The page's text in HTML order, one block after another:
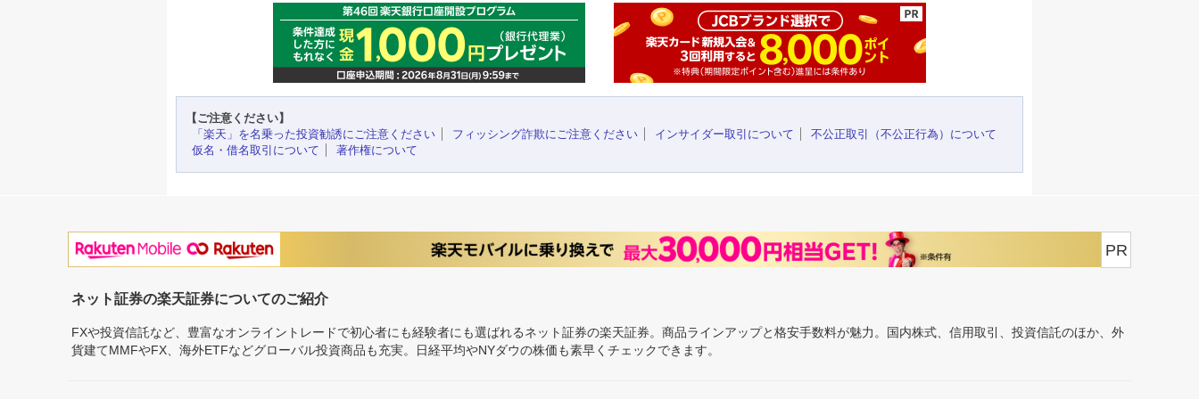
【ご注意ください】
「楽天」を名乗った投資勧誘にご注意ください
フィッシング詐欺にご注意ください インサイダー取引について
不公正取引（不公正行為）について
仮名・借名取引について
著作権について
PR
ネット証券の楽天証券についてのご紹介
FXや投資信託など、豊富なオンライントレードで初心者にも経験者にも選ばれるネット証券の楽天証券。商品ラインアップと格安手数料が魅力。国内株式、信用取引、投資信託のほか、外
貨建てMMFやFX、海外ETFなどグローバル投資商品も充実。日経平均やNYダウの株価も素早くチェックできます。